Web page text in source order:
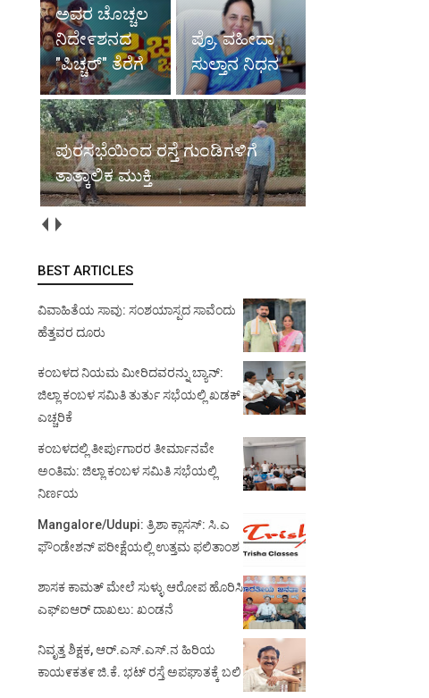
ಅವರ ಚೊಚ್ಚಲ
ನಿದೇ೯ಶನದ
"ಪಿಚ್ಚರ್" ತೆರೆಗೆ
ಪ್ರೊ. ವಹೀದಾ
ಸುಲ್ತಾನ ನಿಧನ
ಪುರಸಭೆಯಿಂದ ರಸ್ತೆ ಗುಂಡಿಗಳಿಗೆ
ತಾತ್ಕಾಲಿಕ ಮುಕ್ತಿ
BEST ARTICLES
ವಿವಾಹಿತೆಯ ಸಾವು: ಸಂಶಯಾಸ್ಪದ ಸಾವೆಂದು
ಹೆತ್ತವರ ದೂರು
ಕಂಬಳದ ನಿಯಮ ಮೀರಿದವರನ್ನು ಬ್ಯಾನ್:
ಜಿಲ್ಲಾ ಕಂಬಳ ಸಮಿತಿ ತುರ್ತು ಸಭೆಯಲ್ಲಿ ಖಡಕ್
ಎಚ್ಚರಿಕೆ
ಕಂಬಳದಲ್ಲಿ ತೀರ್ಪುಗಾರರ ತೀರ್ಮಾನವೇ
ಅಂತಿಮ: ಜಿಲ್ಲಾ ಕಂಬಳ ಸಮಿತಿ ಸಭೆಯಲ್ಲಿ
ನಿರ್ಣಯ
Mangalore/Udupi: ತ್ರಿಶಾ ಕ್ಲಾಸಸ್: ಸಿ.ಎ
ಫೌಂಡೇಶನ್ ಪರೀಕ್ಷೆಯಲ್ಲಿ ಉತ್ತಮ ಫಲಿತಾಂಶ
ಶಾಸಕ ಕಾಮತ್ ಮೇಲೆ ಸುಳ್ಳು ಆರೋಪ ಹೊರಿಸಿ
ಎಫ್‌ಐಆರ್ ದಾಖಲು: ಖಂಡನೆ
ನಿವೃತ್ತ ಶಿಕ್ಷಕ, ಆರ್.ಎಸ್.ಎಸ್.ನ ಹಿರಿಯ
ಕಾಯ೯ಕತ೯ ಜಿ.ಕೆ. ಭಟ್ ರಸ್ತೆ ಅಪಘಾತಕ್ಕೆ ಬಲಿ